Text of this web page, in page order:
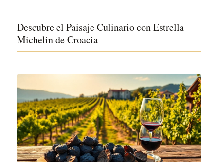
Descubre el Paisaje Culinario con Estrella
Michelin de Croacia